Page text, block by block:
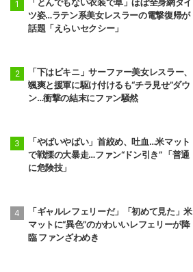
ツ姿…ラテン系美女レスラーの電撃復帰が
話題「えらいセクシー」
「下はビキニ」サーファー美女レスラー、
颯爽と援軍に駆け付けるも“チラ見せ”ダウ
ン…衝撃の結末にファン騒然
「やばいやばい」首絞め、吐血…米マット
で戦慄の大暴走…ファン“ドン引き” 「普通
に危険技」
「ギャルレフェリーだ」「初めて見た」米
マットに“異色”のかわいいレフェリーが降
臨 ファンざわめき